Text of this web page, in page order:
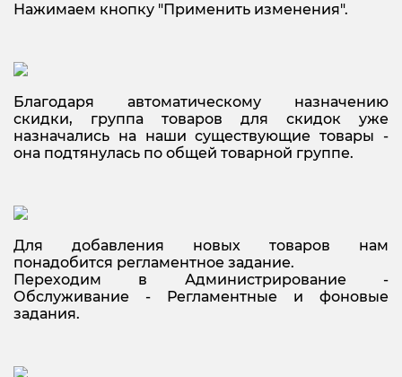
Нажимаем кнопку "Применить изменения".
Благодаря автоматическому назначению
скидки, группа товаров для скидок уже
назначались на наши существующие товары -
она подтянулась по общей товарной группе.
Для добавления новых товаров нам
понадобится регламентное задание.
Переходим в Администрирование -
Обслуживание - Регламентные и фоновые
задания.